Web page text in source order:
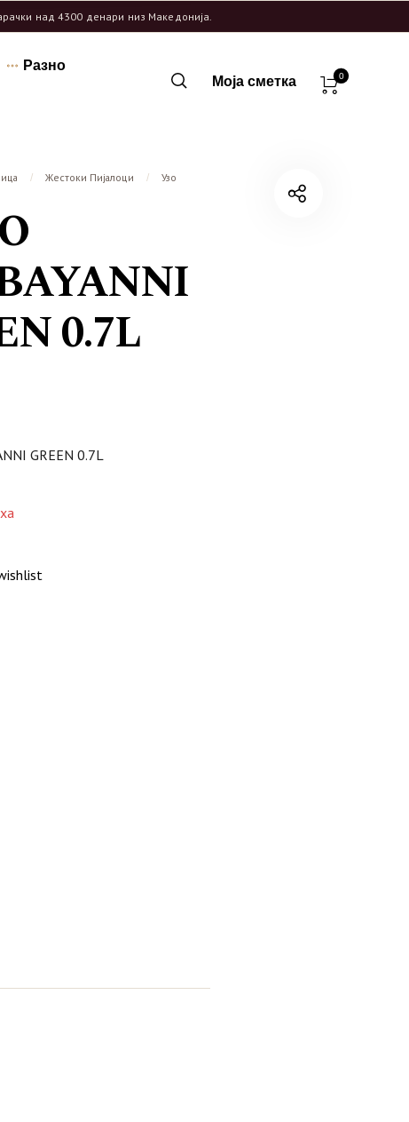
над 4300 денари низ Македонија.
Разно
Моја сметка 0
/ Жестоки Пијалоци / Узо
0.7L
GREEN 0.7L